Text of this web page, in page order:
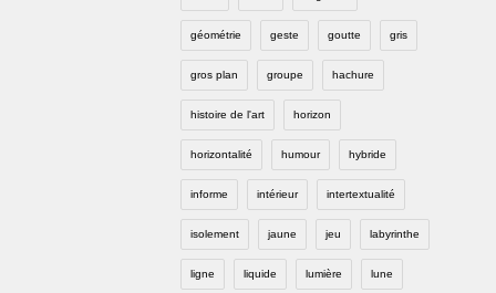
géométrie geste goutte gris
gros plan groupe hachure
histoire de l'art horizon
horizontalité humour hybride
informe intérieur intertextualité
isolement jaune jeu labyrinthe
ligne liquide lumière lune